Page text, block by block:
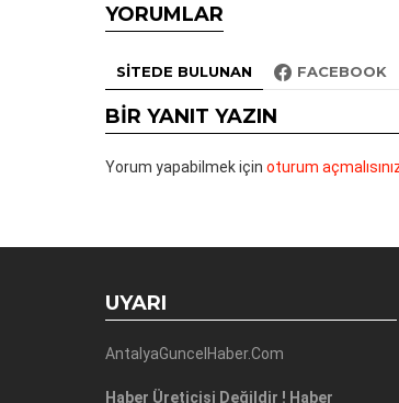
YORUMLAR
SITEDE BULUNAN FACEBOOK
BIR YANIT YAZIN
Yorum yapabilmek için oturum
UYARI
AntalyaGuncelHaber.Com
Haber Üreticisi Değildir ! Haber